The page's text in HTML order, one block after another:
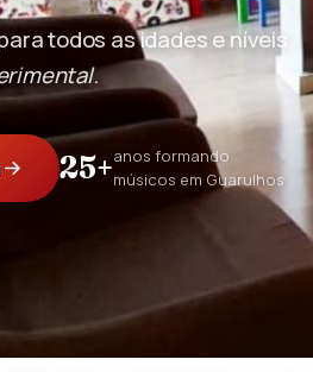
todos as idades e níveis.
.
25+anos formando
músicos em Guarulhos